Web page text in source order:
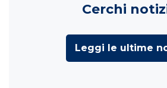
Cerchi
Leggi le ultime